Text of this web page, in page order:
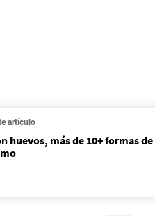
artículo
huevos, más de 10+ formas de